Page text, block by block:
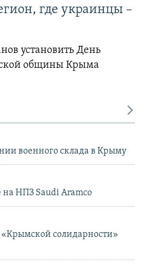
где украинцы –
установить День
общины Крыма
военного склада в Крыму
на НПЗ Saudi Aramco
солидарности»